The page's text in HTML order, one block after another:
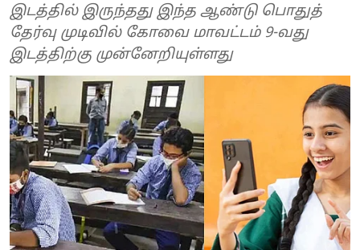
இடத்தில் இருந்தது இந்த ஆண்டு பொதுத்
தேர்வு முடிவில் கோவை மாவட்டம் 9-வது
இடத்திற்கு முன்னேறியுள்ளது